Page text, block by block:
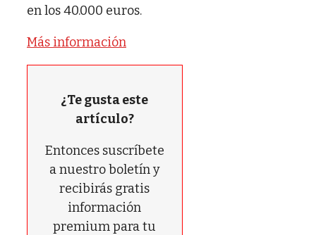
en los 40.000 euros.
Más información
¿Te gusta este
artículo?
Entonces suscríbete
a nuestro boletín y
recibirás gratis
información
premium para tu